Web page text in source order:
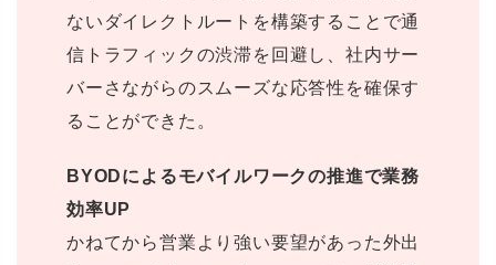
ないダイレクトルートを構築することで通
信トラフィックの渋滞を回避し、社内サー
バーさながらのスムーズな応答性を確保す
ることができた。
BYODによるモバイルワークの推進で業務
効率UP
かねてから営業より強い要望があった外出